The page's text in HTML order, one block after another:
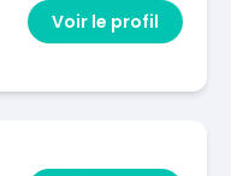
Voir le profil